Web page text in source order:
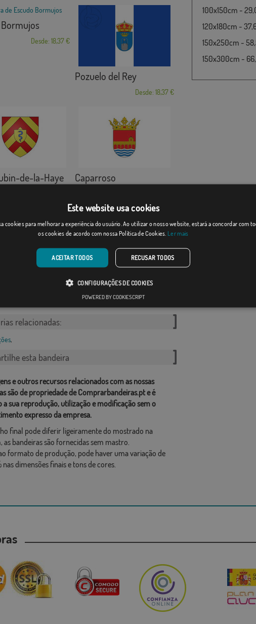
Desde: 18,37 €
Pozuelo del Rey
Desde: 18,37 €
de-la-Haye Caparroso
d...
Desde: 18,37 €
San Vicente de la ...
Desde: 18,37 €
relacionadas:
,
esta bandeira
e outros recursos relacionados com as nossas
são de propriedade de Comprarbandeiras.pt e é
a sua reprodução, utilização e modificação sem o
expresso da empresa.
final pode diferir ligeiramente do mostrado na
as bandeiras são fornecidas sem mastro.
formato de produção, pode haver uma variação de
dimensões finais e tons de cores.
100x150cm -
120x180cm -
150x250cm -
150x300cm -
Este website usa cookies
cookies para melhorar a experiência do usuário. Ao utilizar o nosso website, estará a concordar com
os cookies de acordo com nossa Política de Cookies. Ler mais
ACEITAR TODOS RECUSAR TODOS
CONFIGURAÇÕES DE COOKIES
POWERED BY COOKIESCRIPT